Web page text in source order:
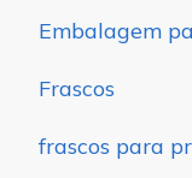
Embalagem
Frascos
frascos para